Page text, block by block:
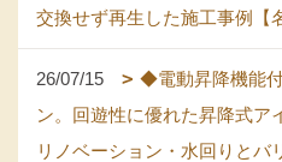
交換せず再生した施工事例【
26/07/15
◆電動昇降機能
ン。回遊性に優れた昇降式ア
リノベーション・水回りとバ